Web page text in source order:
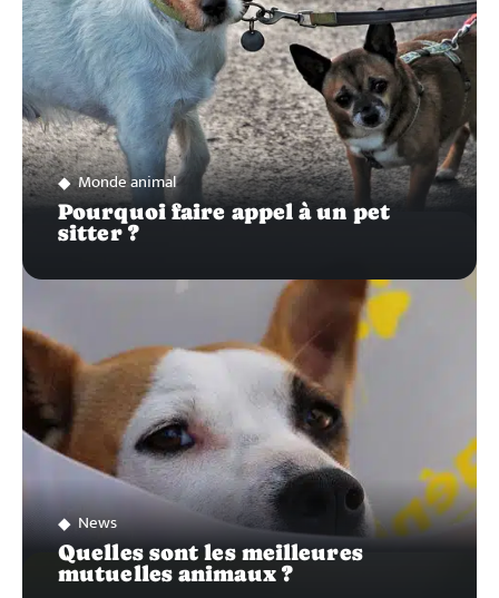
Monde animal
Pourquoi faire appel à un pet
sitter ?
News
Quelles sont les meilleures
mutuelles animaux ?